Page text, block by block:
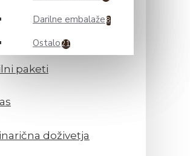
Darilne embalaže 8
Ostalo 21
paketi
doživetja